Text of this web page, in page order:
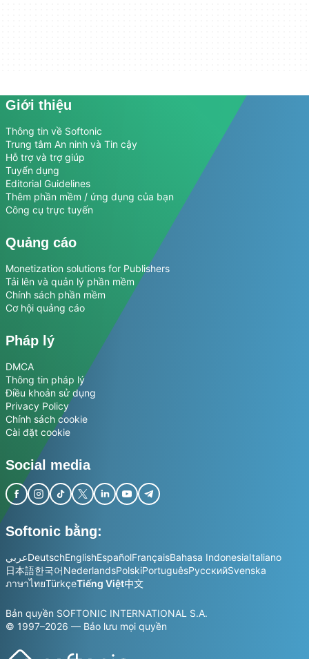
Giới thiệu
Thông tin về Softonic
Trung tâm An ninh và Tin cậy
Hỗ trợ và trợ giúp
Tuyển dụng
Editorial Guidelines
Thêm phần mềm / ứng dụng của bạn
Công cụ trực tuyến
Quảng cáo
Monetization solutions for Publishers
Tải lên và quản lý phần mềm
Chính sách phần mềm
Cơ hội quảng cáo
Pháp lý
DMCA
Thông tin pháp lý
Điều khoản sử dụng
Privacy Policy
Chính sách cookie
Cài đặt cookie
Social media
Softonic bằng:
عربيDeutschEnglishEspañolFrançaisBahasa IndonesiaItaliano
日本語한국어NederlandsPolskiPortuguêsРусскийSvenska
ภาษาไทยTürkçeTiếng Việt中文
Bản quyền SOFTONIC INTERNATIONAL S.A.
© 1997–2026 — Bảo lưu mọi quyền